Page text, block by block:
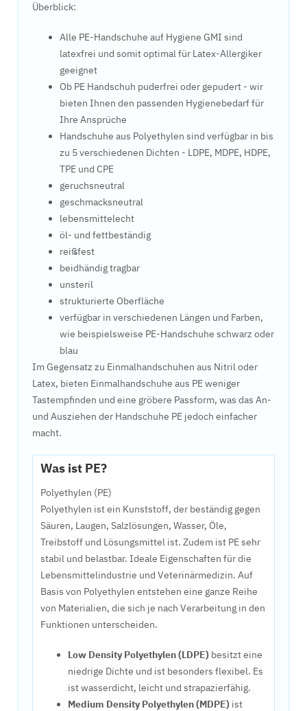
Überblick:
Alle PE-Handschuhe auf Hygiene GMI sind
latexfrei und somit optimal für Latex-Allergiker
geeignet
Ob PE Handschuh puderfrei oder gepudert - wir
bieten Ihnen den passenden Hygienebedarf für
Ihre Ansprüche
Handschuhe aus Polyethylen sind verfügbar in bis
zu 5 verschiedenen Dichten - LDPE, MDPE, HDPE,
TPE und CPE
geruchsneutral
geschmacksneutral
lebensmittelecht
öl- und fettbeständig
reißfest
beidhändig tragbar
unsteril
strukturierte Oberfläche
verfügbar in verschiedenen Längen und Farben,
wie beispielsweise PE-Handschuhe schwarz oder
blau
Im Gegensatz zu Einmalhandschuhen aus Nitril oder
Latex, bieten Einmalhandschuhe aus PE weniger
Tastempfinden und eine gröbere Passform, was das An-
und Ausziehen der Handschuhe PE jedoch einfacher
macht.
Was ist PE?
Polyethylen (PE)
Polyethylen ist ein Kunststoff, der beständig gegen
Säuren, Laugen, Salzlösungen, Wasser, Öle,
Treibstoff und Lösungsmittel ist. Zudem ist PE sehr
stabil und belastbar. Ideale Eigenschaften für die
Lebensmittelindustrie und Veterinärmedizin. Auf
Basis von Polyethylen entstehen eine ganze Reihe
von Materialien, die sich je nach Verarbeitung in den
Funktionen unterscheiden.
Low Density Polyethylen (LDPE) besitzt eine
niedrige Dichte und ist besonders flexibel. Es
ist wasserdicht, leicht und strapazierfähig.
Medium Density Polyethylen (MDPE) ist